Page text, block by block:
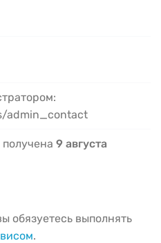
admin_contact
9 августа
обязуетесь выполнять
.